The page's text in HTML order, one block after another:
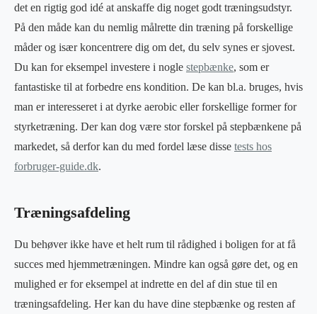
det en rigtig god idé at anskaffe dig noget godt træningsudstyr.
På den måde kan du nemlig målrette din træning på forskellige
måder og især koncentrere dig om det, du selv synes er sjovest.
Du kan for eksempel investere i nogle stepbænke, som er
fantastiske til at forbedre ens kondition. De kan bl.a. bruges, hvis
man er interesseret i at dyrke aerobic eller forskellige former for
styrketræning. Der kan dog være stor forskel på stepbænkene på
markedet, så derfor kan du med fordel læse disse tests hos
forbruger-guide.dk.
Træningsafdeling
Du behøver ikke have et helt rum til rådighed i boligen for at få
succes med hjemmetræningen. Mindre kan også gøre det, og en
mulighed er for eksempel at indrette en del af din stue til en
træningsafdeling. Her kan du have dine stepbænke og resten af